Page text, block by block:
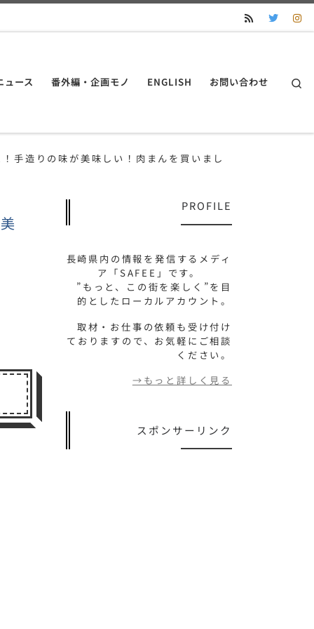
ュース 番外編・企画モノ ENGLISH お問い合わせ
手造りの味が美味しい！肉まんを買いまし
PROFILE
長崎県内の情報を発信するメディ
ア「SAFEE」です。
”もっと、この街を楽しく”を目
的としたローカルアカウント。
取材・お仕事の依頼も受け付け
ておりますので、お気軽にご相談
ください。
→もっと詳しく見る
スポンサーリンク